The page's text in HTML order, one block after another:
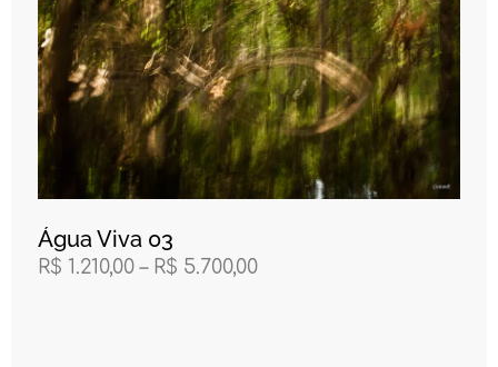
Água Viva 03
R$ 1.210,00 – R$ 5.700,00